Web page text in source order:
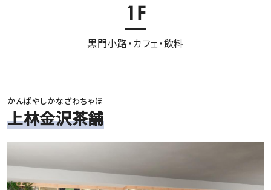
1F
黒門小路 カフェ・飲料
上林金沢茶舗
かんばやしかなざわちゃほ